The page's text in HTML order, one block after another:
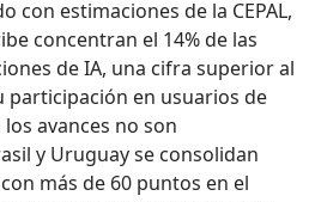
con estimaciones de la CEPAL,
concentran el 14% de las
de IA, una cifra superior al
participación en usuarios de
avances no son
y Uruguay se consolidan
más de 60 puntos en el